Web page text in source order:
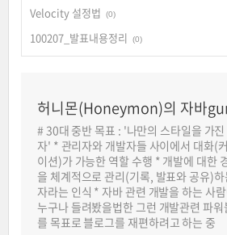
Velocity 설정법
(0)
100207_발표내용정리
(0)
허니몬(Honeymon)의 자바
# 30대 중반 목표 : '나만의 스타일을 가
자' * 관리자와 개발자들 사이에서 대화(
이션)가 가능한 역할 수행 * 개발에 대한
을 체계적으로 관리(기록, 발표와 공유)
자라는 인식 * 자바 관련 개발을 하는 사
누구나 들려봤을법한 그런 개발관련 파워
를 목표로 블로그를 재편하려고 하는 중